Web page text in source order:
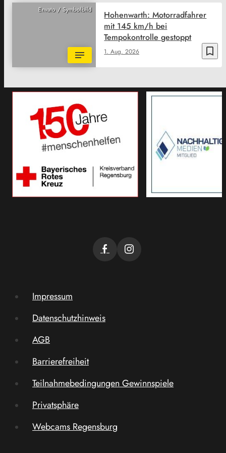
Envato / Symbolbild
bookmark_border
1. Aug. 2026
Hohenwarth: Motorradfahrer
mit 145 km/h bei
Tempokontrolle gestoppt
Impressum
Datenschutzhinweis
AGB
Barrierefreiheit
Teilnahmebedingungen Gewinnspiele
Privatsphäre
Webcams Regensburg